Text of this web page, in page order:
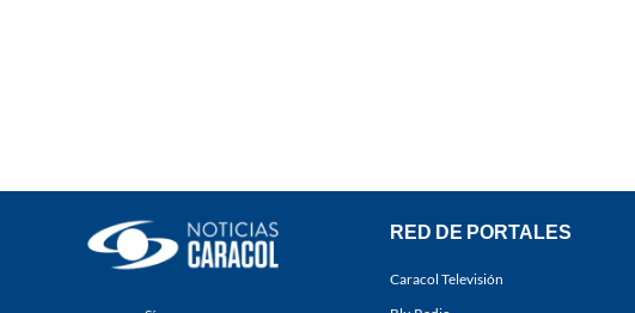
RED DE PORTALES
Caracol Televisión